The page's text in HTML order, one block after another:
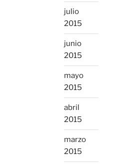
julio
2015
junio
2015
mayo
2015
abril
2015
marzo
2015